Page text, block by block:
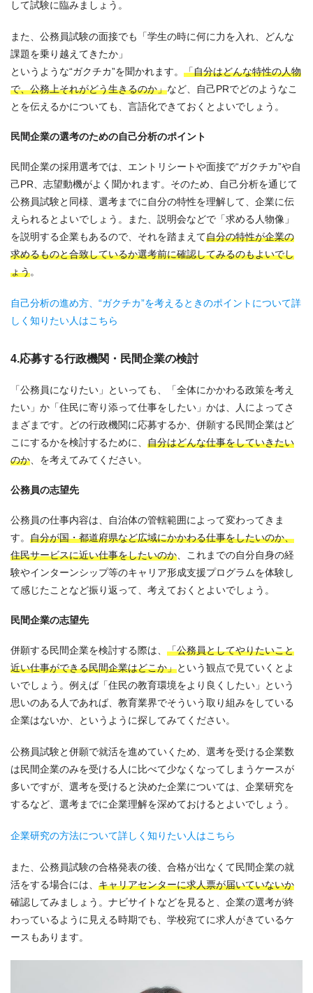
して試験に臨みましょう。
また、公務員試験の面接でも「学生の時に何に力を入れ、どんな
課題を乗り越えてきたか」
というような“ガクチカ”を聞かれます。 「自分はどんな特性の人物
で、公務上それがどう生きるのか」など、自己PRでどのようなこ
とを伝えるかについても、言語化できておくとよいでしょう。
民間企業の選考のための自己分析のポイント
民間企業の採用選考では、エントリシートや面接で“ガクチカ”や自
己PR、志望動機がよく聞かれます。そのため、自己分析を通じて
公務員試験と同様、選考までに自分の特性を理解して、企業に伝
えられるとよいでしょう。また、説明会などで「求める人物像」
を説明する企業もあるので、それを踏まえて自分の特性が企業の
求めるものと合致しているか選考前に確認してみるのもよいでし
ょう。
自己分析の進め方、“ガクチカ”を考えるときのポイントについて詳
しく知りたい人はこちら
4.応募する行政機関・民間企業の検討
「公務員になりたい」といっても、「全体にかかわる政策を考え
たい」か「住民に寄り添って仕事をしたい」かは、人によってさ
まざまです。どの行政機関に応募するか、併願する民間企業はど
こにするかを検討するために、 自分はどんな仕事をしていきたい
のか 、を考えてみてください。
公務員の志望先
公務員の仕事内容は、自治体の管轄範囲によって変わってきま
す。 自分が国・都道府県など広域にかかわる仕事をしたいのか、
住民サービスに近い仕事をしたいのか 、これまでの自分自身の経
験やインターンシップ等のキャリア形成支援プログラムを体験し
て感じたことなど振り返って、考えておくとよいでしょう。
民間企業の志望先
併願する民間企業を検討する際は、 「公務員としてやりたいこと
近い仕事ができる民間企業はどこか」という観点で見ていくとよ
いでしょう。例えば「住民の教育環境をより良くしたい」という
思いのある人であれば、教育業界でそういう取り組みをしている
企業はないか、というように探してみてください。
公務員試験と併願で就活を進めていくため、選考を受ける企業数
は民間企業のみを受ける人に比べて少なくなってしまうケースが
多いですが、選考を受けると決めた企業については、企業研究を
するなど、選考までに企業理解を深めておけるとよいでしょう。
企業研究の方法について詳しく知りたい人はこちら
また、公務員試験の合格発表の後、合格が出なくて民間企業の就
活をする場合には、 キャリアセンターに求人票が届いていないか
確認してみましょう。ナビサイトなどを見ると、企業の選考が終
わっているように見える時期でも、学校宛てに求人がきているケ
ースもあります。